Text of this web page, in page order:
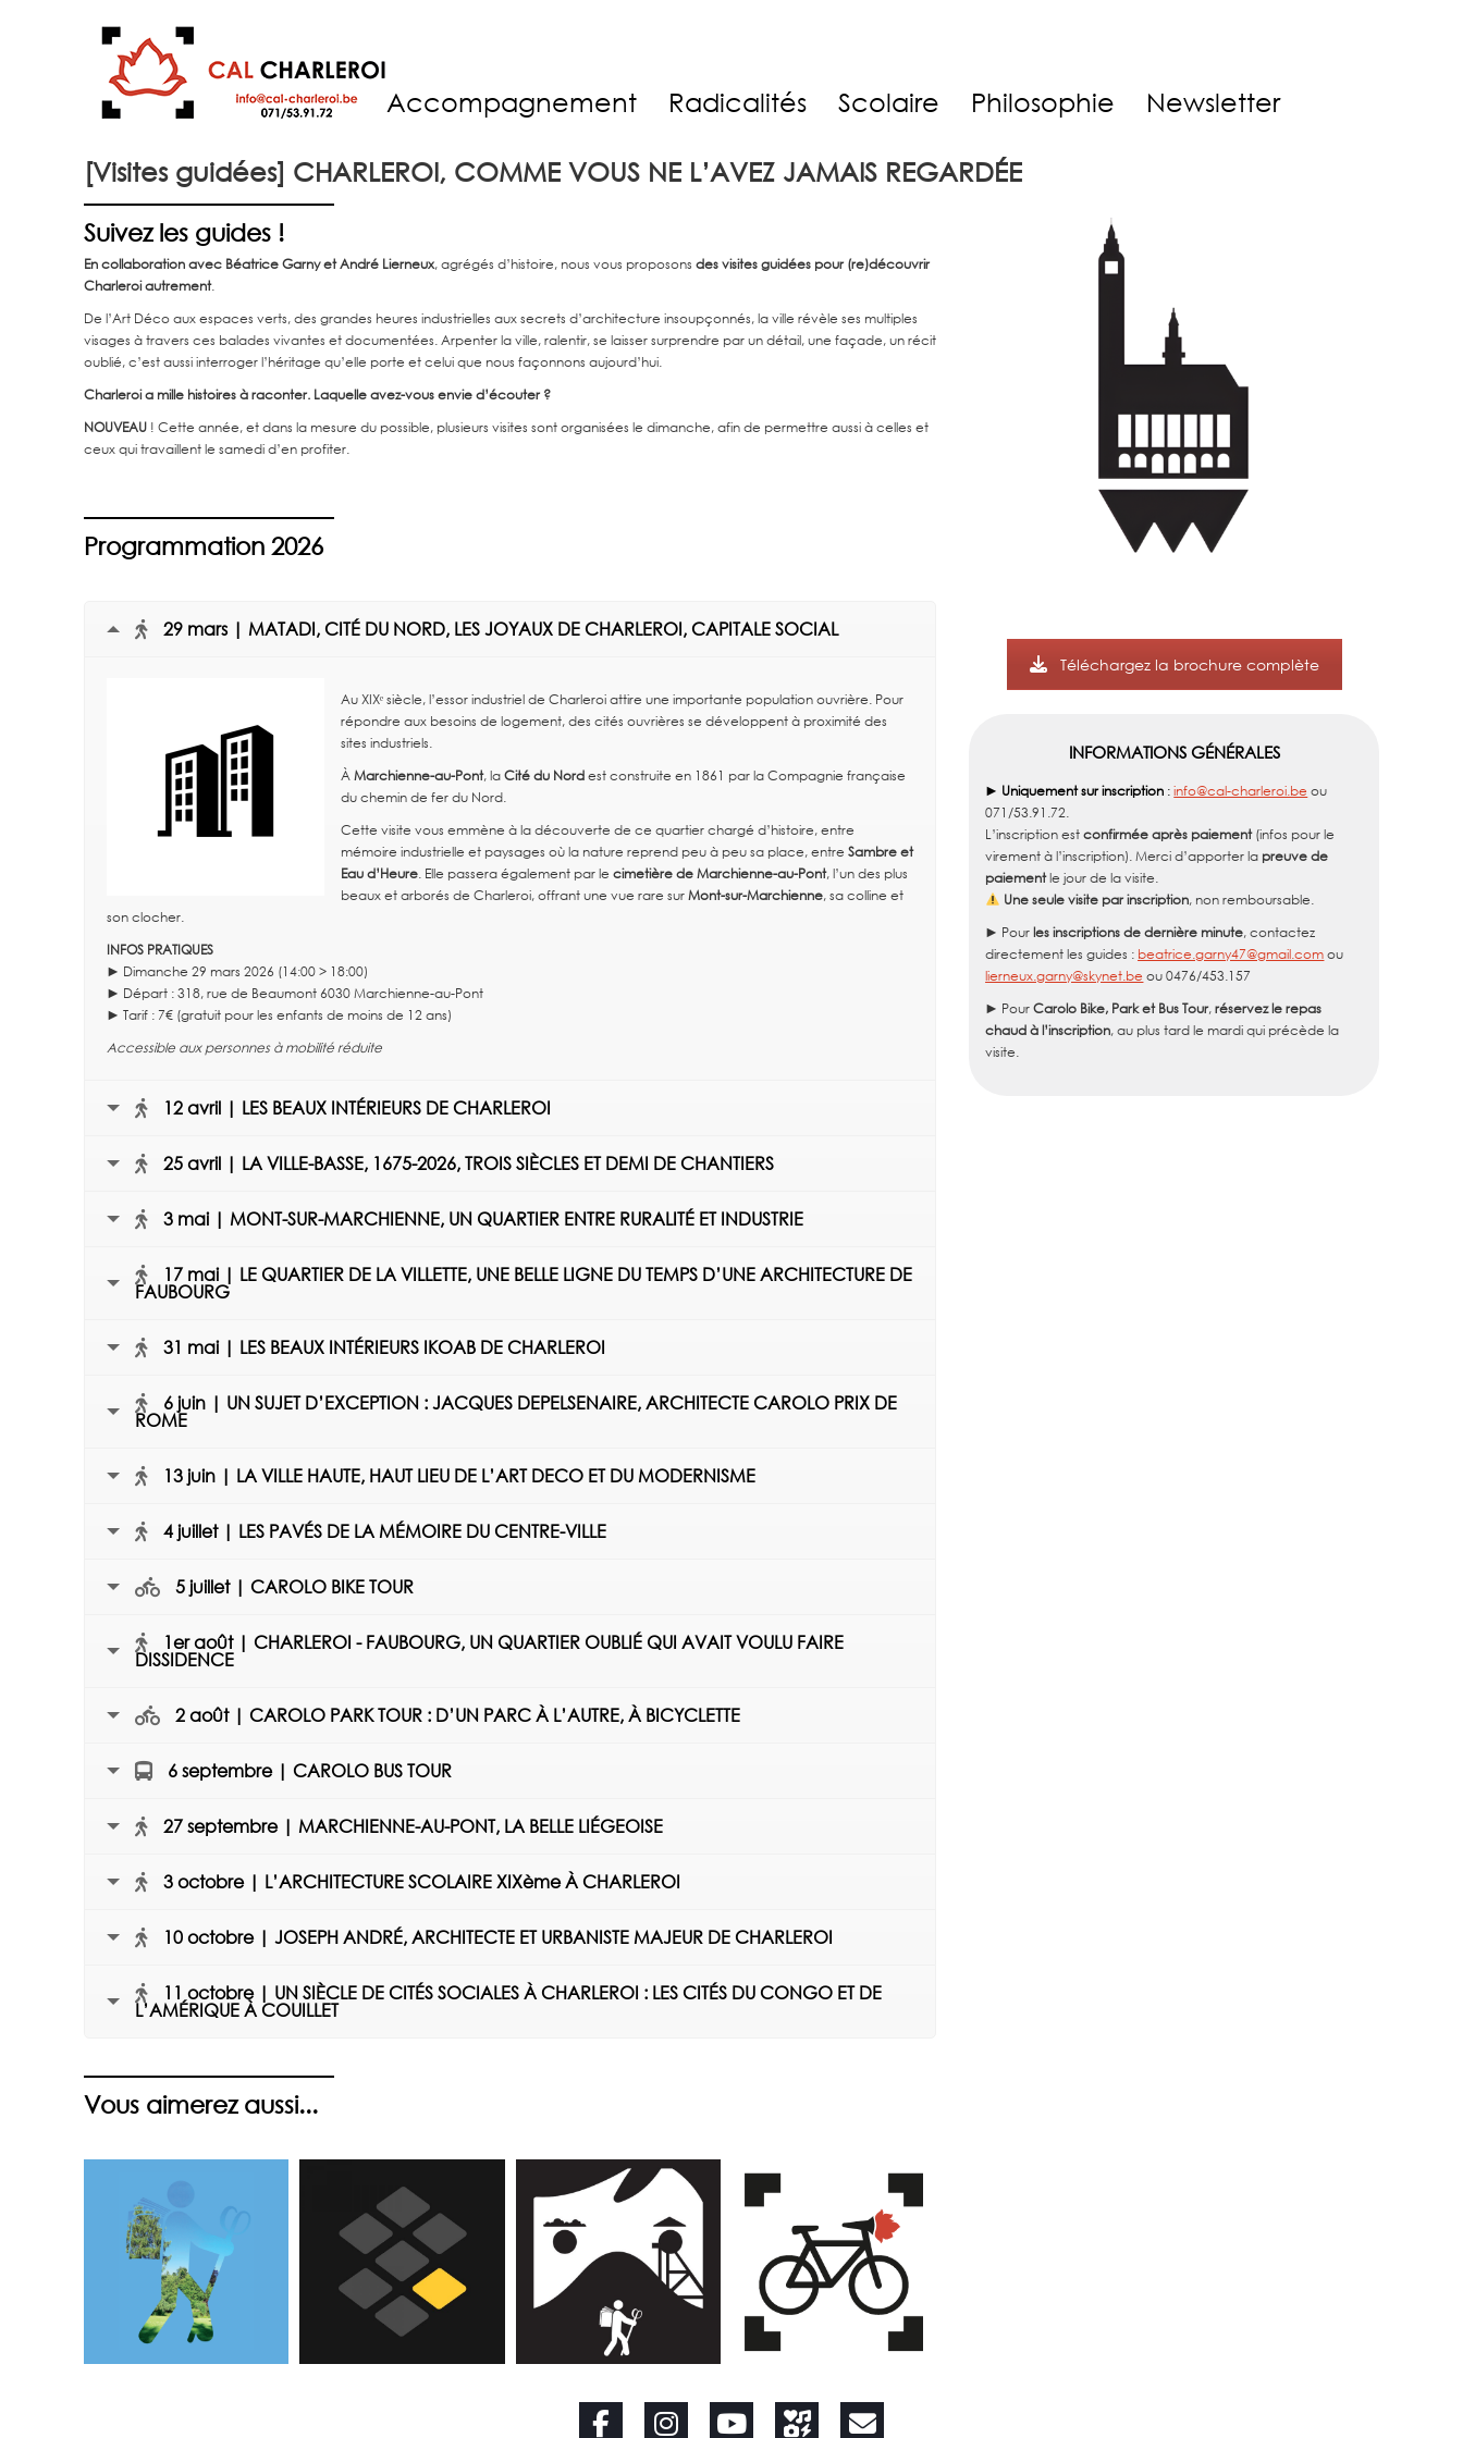
Accompagnement Radicalités Scolaire Philosophie Newsletter
[Visites guidées] CHARLEROI, COMME VOUS NE L’AVEZ JAMAIS REGARDÉE
Suivez les guides !
En collaboration avec Béatrice Garny et André Lierneux, agrégés d’histoire, nous vous proposonsdes visites guidées pour (re)découvrir
Charleroi autrement.
De l’Art Déco aux espaces verts, des grandes heures industrielles aux secrets d’architecture insoupçonnés, la ville révèle ses multiples
visages à travers ces balades vivantes et documentées. Arpenter la ville, ralentir, se laisser surprendre par un détail, une façade, un récit
oublié, c’est aussi interroger l’héritage qu’elle porte et celui que nous façonnons aujourd’hui.
Charleroi a mille histoires à raconter. Laquelle avez-vous envie d’écouter ?
NOUVEAU ! Cette année, et dans la mesure du possible, plusieurs visites sont organisées le dimanche, afin de permettre aussi à celles et
ceux qui travaillent le samedi d’en profiter.
Programmation 2026
29 mars | MATADI, CITÉ DU NORD, LES JOYAUX DE CHARLEROI, CAPITALE SOCIAL
Au XIXᵉ siècle, l’essor industriel de Charleroi attire une importante population ouvrière. Pour
répondre aux besoins de logement, des cités ouvrières se développent à proximité des
sites industriels.
ÀMarchienne-au-Pont, laCité du Nord est construite en 1861 par la Compagnie française
du chemin de fer du Nord.
Cette visite vous emmène à la découverte de ce quartier chargé d’histoire, entre
mémoire industrielle et paysages où la nature reprend peu à peu sa place, entreSambre et
Eau d’Heure. Elle passera également par lecimetière de Marchienne-au-Pont, l’un des plus
beaux et arborés de Charleroi, offrant une vue rare surMont-sur-Marchienne, sa colline et
son clocher.
INFOS PRATIQUES
► Dimanche 29 mars 2026 (14:00 > 18:00)
► Départ : 318, rue de Beaumont 6030 Marchienne-au-Pont
► Tarif : 7€ (gratuit pour les enfants de moins de 12 ans)
Accessible aux personnes à mobilité réduite
12 avril | LES BEAUX INTÉRIEURS DE CHARLEROI
25 avril | LA VILLE-BASSE, 1675-2026, TROIS SIÈCLES ET DEMI DE CHANTIERS
3 mai | MONT-SUR-MARCHIENNE, UN QUARTIER ENTRE RURALITÉ ET INDUSTRIE
17 mai | LE QUARTIER DE LA VILLETTE, UNE BELLE LIGNE DU TEMPS D’UNE ARCHITECTURE DE
FAUBOURG
31 mai | LES BEAUX INTÉRIEURS IKOAB DE CHARLEROI
6 juin | UN SUJET D’EXCEPTION : JACQUES DEPELSENAIRE, ARCHITECTE CAROLO PRIX DE
ROME
13 juin | LA VILLE HAUTE, HAUT LIEU DE L’ART DECO ET DU MODERNISME
4 juillet | LES PAVÉS DE LA MÉMOIRE DU CENTRE-VILLE
5 juillet | CAROLO BIKE TOUR
1er août | CHARLEROI - FAUBOURG, UN QUARTIER OUBLIÉ QUI AVAIT VOULU FAIRE
DISSIDENCE
2 août | CAROLO PARK TOUR : D’UN PARC À L’AUTRE, À BICYCLETTE
6 septembre | CAROLO BUS TOUR
27 septembre | MARCHIENNE-AU-PONT, LA BELLE LIÉGEOISE
3 octobre | L’ARCHITECTURE SCOLAIRE XIXème À CHARLEROI
10 octobre | JOSEPH ANDRÉ, ARCHITECTE ET URBANISTE MAJEUR DE CHARLEROI
11 octobre | UN SIÈCLE DE CITÉS SOCIALES À CHARLEROI : LES CITÉS DU CONGO ET DE
L’AMÉRIQUE À COUILLET
Vous aimerez aussi...
MÉMOIRE
[Balade Philo]
AU BOIS DU
CAZIER
PARCOURS DE
RANDONNÉES
LAÏQUES
Téléchargez la brochure complète
INFORMATIONS GÉNÉRALES
► Uniquement sur inscription :info@cal-charleroi.be ou
071/53.91.72.
L’inscription estconfirmée après paiement(infos pour le
virement à l’inscription). Merci d’apporter la preuve de
paiementle jour de la visite.
Une seule visite par inscription, non remboursable.
► Pourles inscriptions de dernière minute, contactez
directement les guides : beatrice.garny47@gmail.com ou
lierneux.garny@skynet.be ou 0476/453.157
► PourCarolo Bike, Park et Bus Tour,réservez le repas
chaud à l’inscription, au plus tard le mardi qui précède la
visite.